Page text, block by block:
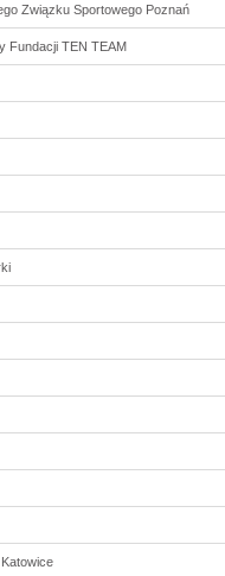
Związku Sportowego Poznań
Fundacji TEN TEAM